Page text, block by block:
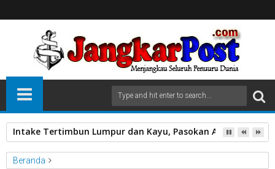
Intake Tertimbun Lumpur dan Kayu, Pasokan Air Bersih di
Beranda